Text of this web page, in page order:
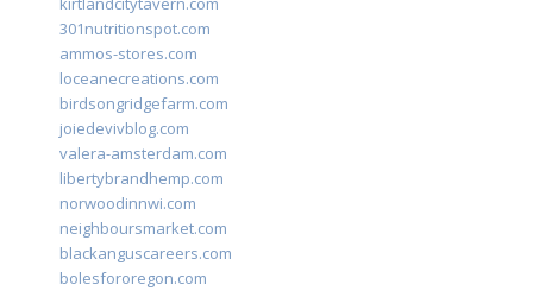
301nutritionspot.com
ammos-stores.com
loceanecreations.com
birdsongridgefarm.com
joiedevivblog.com
valera-amsterdam.com
libertybrandhemp.com
norwoodinnwi.com
neighboursmarket.com
blackanguscareers.com
bolesfororegon.com